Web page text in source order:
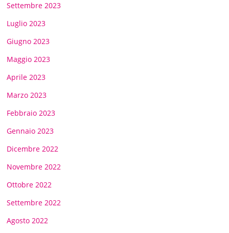
Settembre 2023
Luglio 2023
Giugno 2023
Maggio 2023
Aprile 2023
Marzo 2023
Febbraio 2023
Gennaio 2023
Dicembre 2022
Novembre 2022
Ottobre 2022
Settembre 2022
Agosto 2022